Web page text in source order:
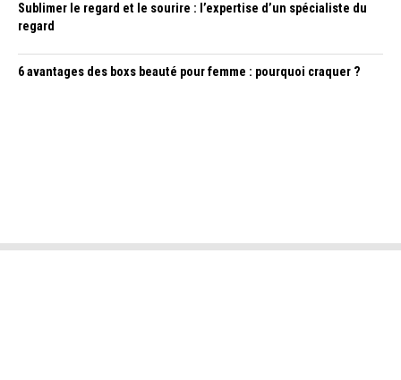
Sublimer le regard et le sourire : l’expertise d’un spécialiste du
regard
6 avantages des boxs beauté pour femme : pourquoi craquer ?